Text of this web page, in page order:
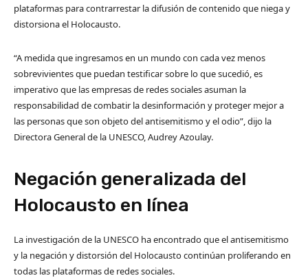
plataformas para contrarrestar la difusión de contenido que niega y
distorsiona el Holocausto.
“A medida que ingresamos en un mundo con cada vez menos
sobrevivientes que puedan testificar sobre lo que sucedió, es
imperativo que las empresas de redes sociales asuman la
responsabilidad de combatir la desinformación y proteger mejor a
las personas que son objeto del antisemitismo y el odio”, dijo la
Directora General de la UNESCO, Audrey Azoulay.
Negación generalizada del
Holocausto en línea
La investigación de la UNESCO ha encontrado que el antisemitismo
y la negación y distorsión del Holocausto continúan proliferando en
todas las plataformas de redes sociales.